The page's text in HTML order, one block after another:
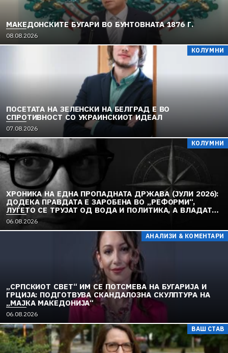
МАКЕДОНСКИТЕ БУГАРИ ВО БУНТОВНАТА 1876 Г.
08.08.2026
КОЛУМНИ
ПОСЕТАТА НА ЗЕЛЕНСКИ НА БЕЛГРАД Е ВО
СПРОТИВНОСТ СО УКРАИНСКИОТ ИДЕАЛ
07.08.2026
КОЛУМНИ
ХРОНИКА НА ЕДНА ПРОПАДНАТА ДРЖАВА (ЈУЛИ 2026):
ДОДЕКА ПРАВДАТА Е ЗАРОБЕНА ВО „РЕФОРМИ“,
ЛУЃЕТО СЕ ТРУЈАТ ОД ВОДА И ПОЛИТИКА, А ВЛАДАТА
И ОПОЗИЦИЈАТА СЕ „РЕКОНСТРУИРААТ“ – ЗЕМЈАТА
ТОНЕ ВО „ДОСТОИНСТВО“ И МОЛЧИ ПРЕД УКРАИНА
06.08.2026
АНАЛИЗИ & КОМЕНТАРИ
„СРПСКИОТ СВЕТ“ ИМ СЕ ПОТСМЕВА НА БУГАРИЈА И
ГРЦИЈА: ПОДГОТВУВА СКАНДАЛОЗНА СКУЛПТУРА НА
„МАЈКА МАКЕДОНИЈА“
06.08.2026
ВАШ СТАВ